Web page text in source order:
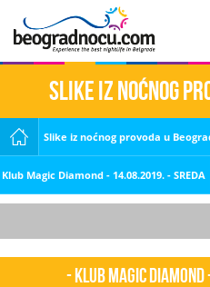
Slike iz noćnog
Slike iz noćnog provoda u
Klub Magic Diamond - 14.08.2019. - SREDA
- Klub Magic Diamond